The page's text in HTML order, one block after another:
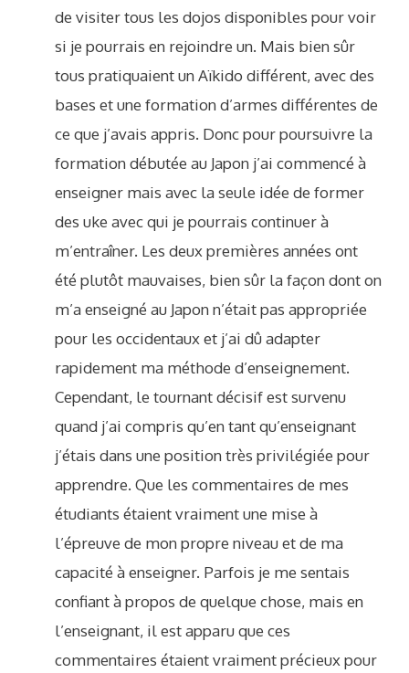
de visiter tous les dojos disponibles pour voir
si je pourrais en rejoindre un. Mais bien sûr
tous pratiquaient un Aïkido différent, avec des
bases et une formation d’armes différentes de
ce que j’avais appris. Donc pour poursuivre la
formation débutée au Japon j’ai commencé à
enseigner mais avec la seule idée de former
des uke avec qui je pourrais continuer à
m’entraîner. Les deux premières années ont
été plutôt mauvaises, bien sûr la façon dont on
m’a enseigné au Japon n’était pas appropriée
pour les occidentaux et j’ai dû adapter
rapidement ma méthode d’enseignement.
Cependant, le tournant décisif est survenu
quand j’ai compris qu’en tant qu’enseignant
j’étais dans une position très privilégiée pour
apprendre. Que les commentaires de mes
étudiants étaient vraiment une mise à
l’épreuve de mon propre niveau et de ma
capacité à enseigner. Parfois je me sentais
confiant à propos de quelque chose, mais en
l’enseignant, il est apparu que ces
commentaires étaient vraiment précieux pour